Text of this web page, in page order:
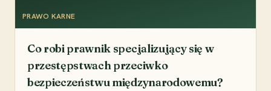
PRAWO KARNE
Co robi prawnik specjalizujący się w
przestępstwach przeciwko
bezpieczeństwu międzynarodowemu?